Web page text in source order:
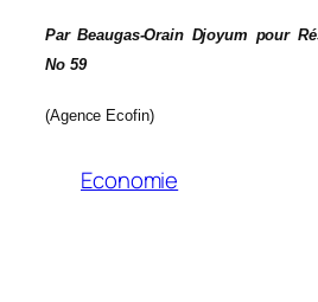
Par Beaugas-Orain Djoyum pour
No 59
(Agence Ecofin)
Economie